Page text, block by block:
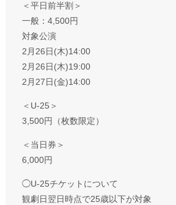
＜平日前半割＞
一般：4,500円
対象公演
2月26日(木)14:00
2月26日(木)19:00
2月27日(金)14:00
＜U-25＞
3,500円（枚数限定）
＜当日券＞
6,000円
◯U-25チケットについて
観劇日翌日時点で25歳以下が対象